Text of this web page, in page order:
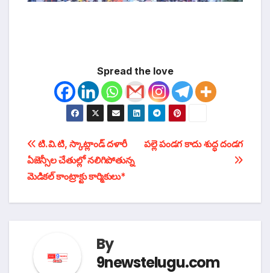
Spread the love
టపా
నావిగేషన్
పల్లె పండగ కాదు శుద్ధ దండగ
టి.వి.టి, స్కాట్లాండ్ దళారీ
ఏజెన్సీల చేతుల్లో నలిగిపోతున్న
మెడికల్ కాంట్రాక్టు కార్మికులు*
By
9newstelugu.com